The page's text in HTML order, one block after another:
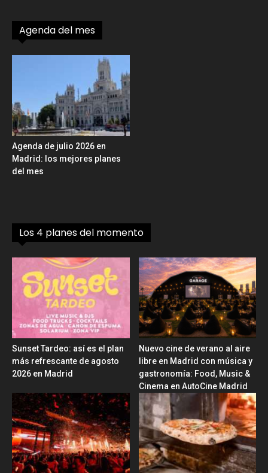
Agenda del mes
Agenda de julio 2026 en
Madrid: los mejores planes
del mes
Los 4 planes del momento
Sunset Tardeo: así es el plan
más refrescante de agosto
2026 en Madrid
Nuevo cine de verano al aire
libre en Madrid con música y
gastronomía: Food, Music &
Cinema en AutoCine Madrid